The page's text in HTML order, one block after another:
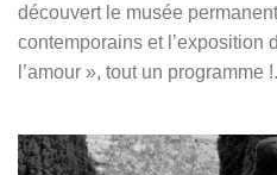
découvert le musée
contemporains et l’exposition
l’amour », tout un programme